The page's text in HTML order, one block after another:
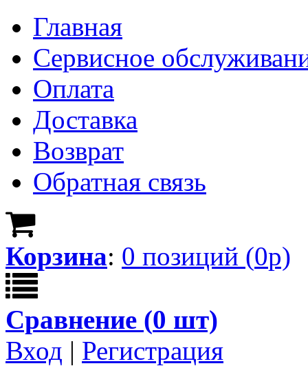
Главная
Сервисное
Оплата
Доставка
Возврат
Обратная связь
Корзина: 0 позиций (0р)
Сравнение (0 шт)
Вход | Регистрация